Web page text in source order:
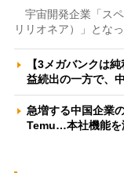
宇宙開発企業「ス
リリオネア）」とな
【3メガバンクは
益続出の一方で、
急増する中国企業
Temu…本社機能